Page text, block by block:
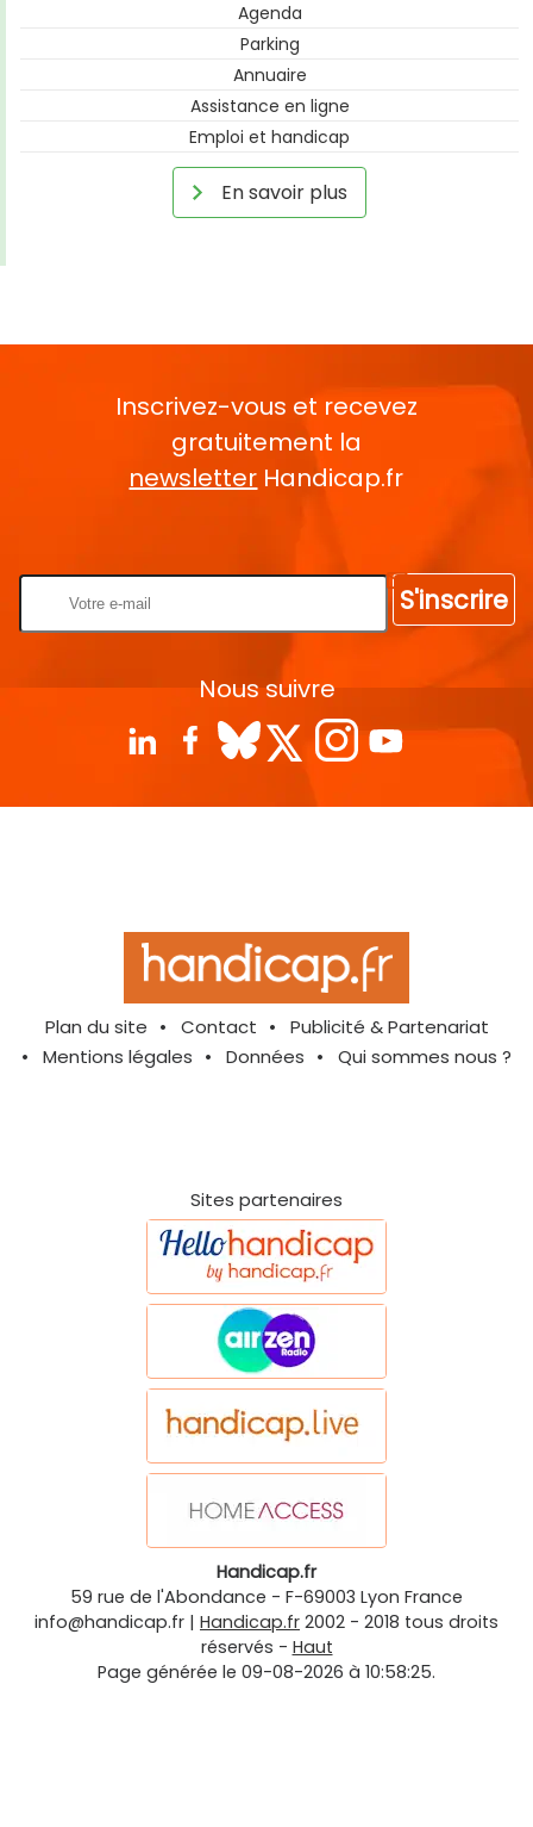
Agenda
Parking
Annuaire
Assistance en ligne
Emploi et handicap
En savoir plus
Inscrivez-vous et recevez
gratuitement la
newsletter Handicap.fr
S'inscrire
Nous suivre
Plan du site Contact
Publicité & Partenariat
Mentions légales
Données Qui sommes nous ?
Sites partenaires
Handicap.fr
59 rue de l'Abondance - F-69003 Lyon France
info@handicap.fr | Handicap.fr 2002 - 2018 tous droits
réservés - Haut
Page générée le 09-08-2026 à 10:58:25.